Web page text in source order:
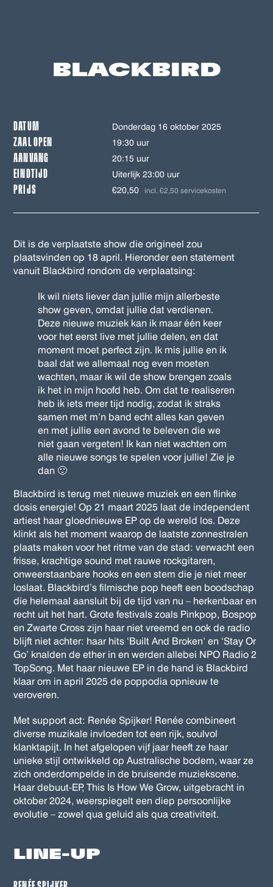
BLACKBIRD
DATUM donderdag 16 oktober 2025
ZAAL OPEN 19:30 uur
AANVANG 20:15 uur
EINDTIJD Uiterlijk 23:00 uur
PRIJS €20,50 incl. €2,50 servicekosten
Dit is de verplaatste show die origineel zou
plaatsvinden op 18 april. Hieronder een statement
vanuit Blackbird rondom de verplaatsing:
Ik wil niets liever dan jullie mijn allerbeste
show geven, omdat jullie dat verdienen.
Deze nieuwe muziek kan ik maar één keer
voor het eerst live met jullie delen, en dat
moment moet perfect zijn. Ik mis jullie en ik
baal dat we allemaal nog even moeten
wachten, maar ik wil de show brengen zoals
ik het in mijn hoofd heb. Om dat te realiseren
heb ik iets meer tijd nodig, zodat ik straks
samen met m’n band echt alles kan geven
en met jullie een avond te beleven die we
niet gaan vergeten! Ik kan niet wachten om
alle nieuwe songs te spelen voor jullie! Zie je
dan 🙂
Blackbird is terug met nieuwe muziek en een flinke
dosis energie! Op 21 maart 2025 laat de independent
artiest haar gloednieuwe EP op de wereld los. Deze
klinkt als het moment waarop de laatste zonnestralen
plaats maken voor het ritme van de stad: verwacht een
frisse, krachtige sound met rauwe rockgitaren,
onweerstaanbare hooks en een stem die je niet meer
loslaat. Blackbird’s filmische pop heeft een boodschap
die helemaal aansluit bij de tijd van nu – herkenbaar en
recht uit het hart. Grote festivals zoals Pinkpop, Bospop
en Zwarte Cross zijn haar niet vreemd en ook de radio
blijft niet achter: haar hits ‘Built And Broken’ en ‘Stay Or
Go’ knalden de ether in en werden allebei NPO Radio 2
TopSong. Met haar nieuwe EP in de hand is Blackbird
klaar om in april 2025 de poppodia opnieuw te
veroveren.
Met support act: Renée Spijker! Renée combineert
diverse muzikale invloeden tot een rijk, soulvol
klanktapijt. In het afgelopen vijf jaar heeft ze haar
unieke stijl ontwikkeld op Australische bodem, waar ze
zich onderdompelde in de bruisende muziekscene.
Haar debuut-EP, This Is How We Grow, uitgebracht in
oktober 2024, weerspiegelt een diep persoonlijke
evolutie – zowel qua geluid als qua creativiteit.
LINE-UP